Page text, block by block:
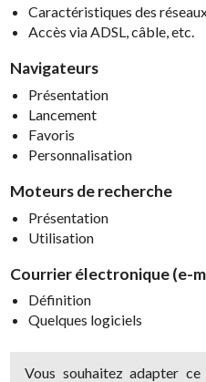
Caractéristiques des
Accès via ADSL, câble, etc.
Navigateurs
Présentation
Lancement
Favoris
Personnalisation
Moteurs de recherche
Présentation
Utilisation
Courrier électronique (e-
Définition
Quelques logiciels
Vous souhaitez adapter